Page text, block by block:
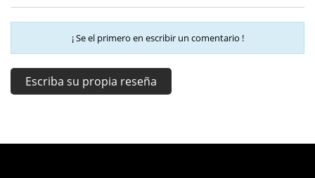
¡ Se el primero en escribir un comentario !
Escriba su propia reseña